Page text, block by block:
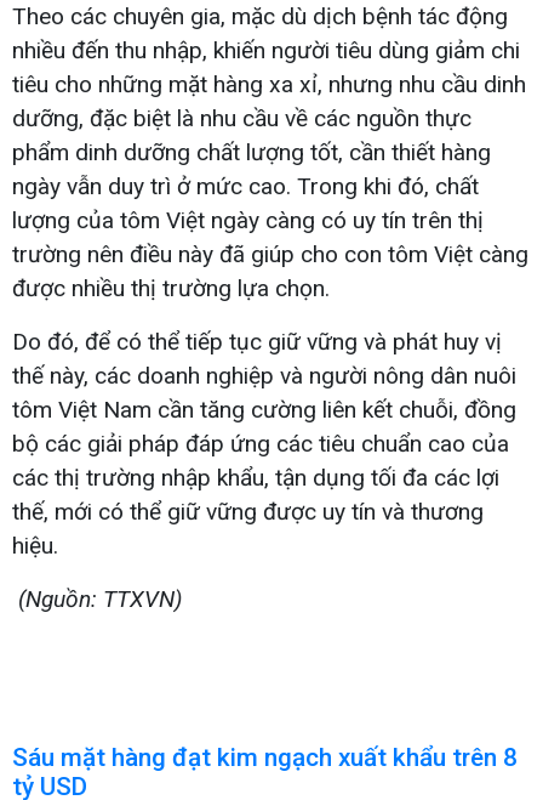
Theo các chuyên gia, mặc dù dịch bệnh tác động
nhiều đến thu nhập, khiến người tiêu dùng giảm chi
tiêu cho những mặt hàng xa xỉ, nhưng nhu cầu dinh
dưỡng, đặc biệt là nhu cầu về các nguồn thực
phẩm dinh dưỡng chất lượng tốt, cần thiết hàng
ngày vẫn duy trì ở mức cao. Trong khi đó, chất
lượng của tôm Việt ngày càng có uy tín trên thị
trường nên điều này đã giúp cho con tôm Việt càng
được nhiều thị trường lựa chọn.
Do đó, để có thể tiếp tục giữ vững và phát huy vị
thế này, các doanh nghiệp và người nông dân nuôi
tôm Việt Nam cần tăng cường liên kết chuỗi, đồng
bộ các giải pháp đáp ứng các tiêu chuẩn cao của
các thị trường nhập khẩu, tận dụng tối đa các lợi
thế, mới có thể giữ vững được uy tín và thương
hiệu.
(Nguồn: TTXVN)
Sáu mặt hàng đạt kim ngạch xuất khẩu trên 8
tỷ USD